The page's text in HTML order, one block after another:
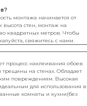
монтажа начинается от
высота стен, монтаж на
квадратных метров. Чтобы
свяжитесь с нами.
процесс наклеивания обоев
трещины на стенах. Обладает
повреждениям. Высокая
для использования в
комнаты и кухни(без